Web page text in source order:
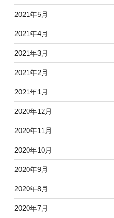
2021年5月
2021年4月
2021年3月
2021年2月
2021年1月
2020年12月
2020年11月
2020年10月
2020年9月
2020年8月
2020年7月